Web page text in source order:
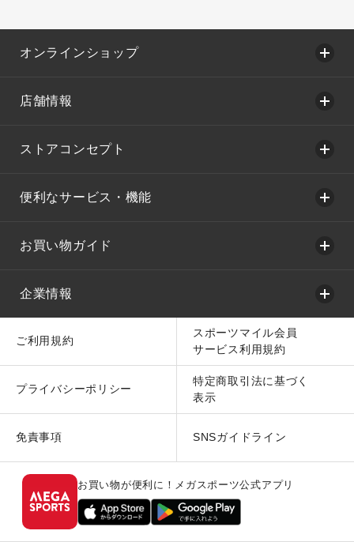
オンラインショップ
店舗情報
ストアコンセプト
便利なサービス・機能
お買い物ガイド
企業情報
ご利用規約
スポーツマイル会員
サービス利用規約
プライバシーポリシー
特定商取引法に基づく
表示
免責事項 SNSガイドライン
お買い物が便利に！メガスポーツ公式アプリ